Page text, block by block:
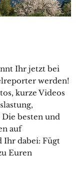
Ihr jetzt bei
werden!
kurze Videos
besten und
auf
Ihr dabei: Fügt
Euren